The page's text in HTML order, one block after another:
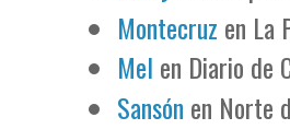
Montecruz en La
Mel en Diario de
Sansón en Norte